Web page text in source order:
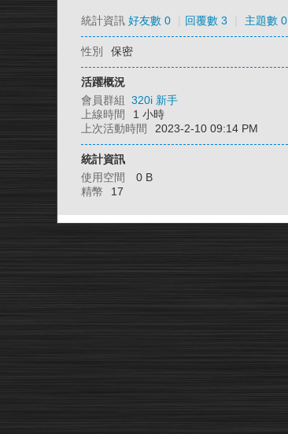
統計資訊 好友數 0 回覆數 3 主題數 0
性別 保密
活躍概況
會員群組 320i 新手
上線時間
1 小時
上次活動時間
2023-2-10 09:14 PM
統計資訊
使用空間
0 B
精幣
17